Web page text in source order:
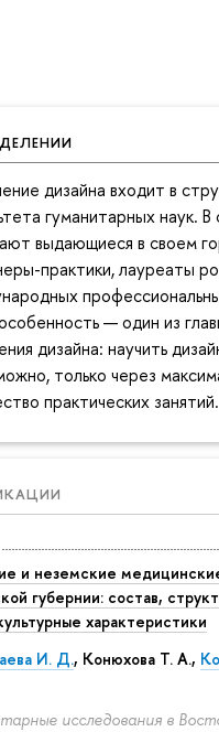
дизайна входит в
гуманитарных наук. В
выдающиеся в своем
практики, лауреаты
— один из
дизайна: научить
только через
практических занятий.
и неземские
губернии: состав,
характеристики
И. Д., Конюхова Т. А.,
исследования в